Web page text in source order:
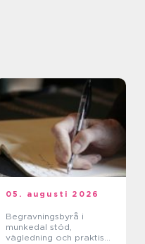
05. augusti 2026
Begravningsbyrå i
munkedal stöd,
vägledning och praktisk